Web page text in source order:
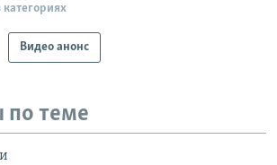
категориях
Видео анонс
теме